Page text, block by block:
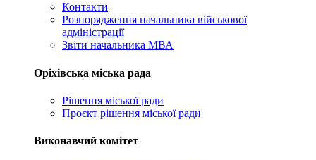
Контакти
Розпорядження начальника військової
адміністрації
Звіти начальника МВА
Оріхівська міська рада
Рішення міської ради
Проєкт рішення міської ради
Виконавчий комітет